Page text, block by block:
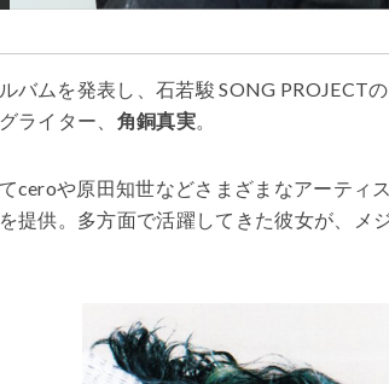
バムを発表し、石若駿 SONG PROJECT
ライター、 角銅真実。
ceroや原田知世などさまざまなアーティ
提供。多方面で活躍してきた彼女が、メ